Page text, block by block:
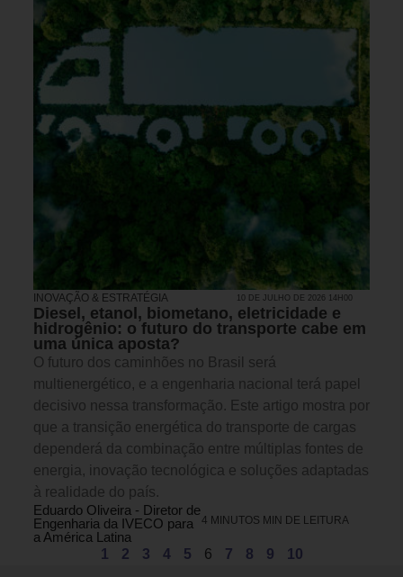
INOVAÇÃO & ESTRATÉGIA 10 DE JULHO DE 2026 14H00
Diesel, etanol, biometano, eletricidade e
hidrogênio: o futuro do transporte cabe em
uma única aposta?
O futuro dos caminhões no Brasil será
multienergético, e a engenharia nacional terá papel
decisivo nessa transformação. Este artigo mostra por
que a transição energética do transporte de cargas
dependerá da combinação entre múltiplas fontes de
energia, inovação tecnológica e soluções adaptadas
à realidade do país.
Eduardo Oliveira - Diretor de
Engenharia da IVECO para
a América Latina
4 MINUTOS MIN DE LEITURA
1 2 3 4 5 6 7 8 9 10